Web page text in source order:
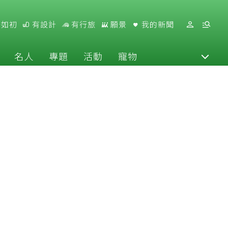
初 有設計 有行旅 願景 我的新聞
名人 專題 活動 寵物